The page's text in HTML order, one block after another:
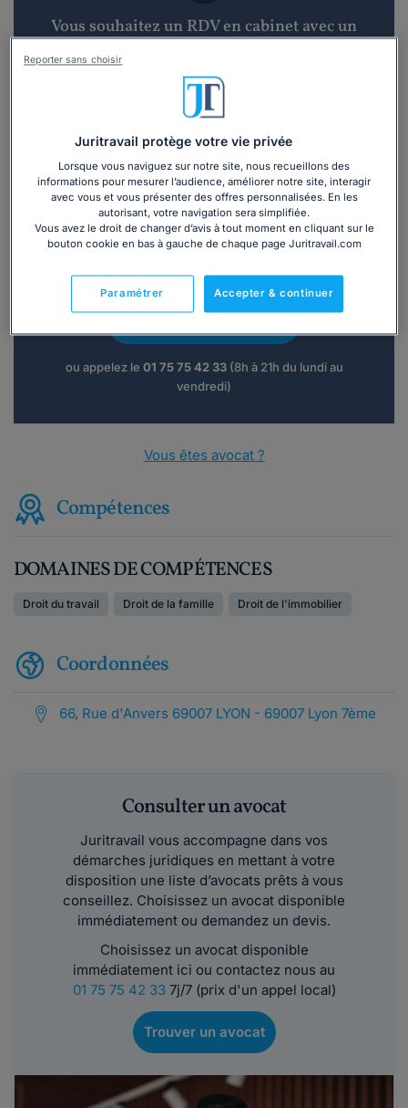
Vous souhaitez un RDV en cabinet avec un
avocat ?
Recevoir des devis d'avocats
3 devis en 48h
téléphone ?
ou appelez le 01 75 75 42 33(8h à 21h du lundi au
vendredi)
Vous êtes avocat ?
Compétences
DOMAINES DE COMPÉTENCES
Droit du travail Droit de la famille Droit de l'immobilier
Coordonnées
66, Rue d'Anvers 69007 LYON - 69007 Lyon 7ème
Consulter un avocat
Juritravail vous accompagne dans vos
démarches juridiques en mettant à votre
disposition une liste d’avocats prêts à vous
conseillez. Choisissez un avocat disponible
immédiatement ou demandez un devis.
Choisissez un avocat disponible
immédiatement ici ou contactez nous au
01 75 75 42 337j/7 (prix d'un appel local)
Trouver un avocat
Juritravail protège votre vie privée
Lorsque vous naviguez sur notre site, nous recueillons des
informations pour mesurer l’audience, améliorer notre site, interagir
avec vous et vous présenter des offres personnalisées. En les
autorisant, votre navigation sera simplifiée.
Vous avez le droit de changer d’avis à tout moment en cliquant sur le
bouton cookie en bas à gauche de chaque page Juritravail.com
Accepter & continuer
Paramétrer
Reporter sans choisir